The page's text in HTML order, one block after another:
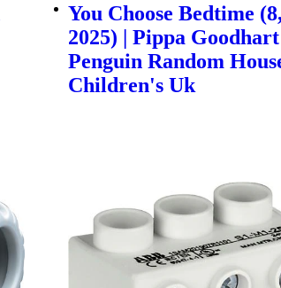
You Choose Bedtime (8,
2025) | Pippa
Penguin Random
Children's Uk